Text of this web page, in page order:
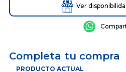
Ver
Completa tu compra
PRODUCTO ACTUAL